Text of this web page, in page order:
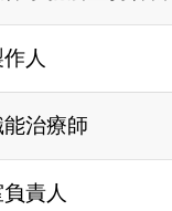
人
治療師
責人